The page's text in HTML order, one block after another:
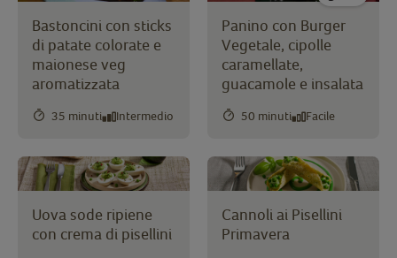
Bastoncini con sticks
di patate colorate e
maionese veg
aromatizzata
35 minuti Intermedio
Panino con Burger
Vegetale, cipolle
caramellate,
guacamole e insalata
50 minuti Facile
Uova sode ripiene
con crema di pisellini
Cannoli ai Pisellini
Primavera